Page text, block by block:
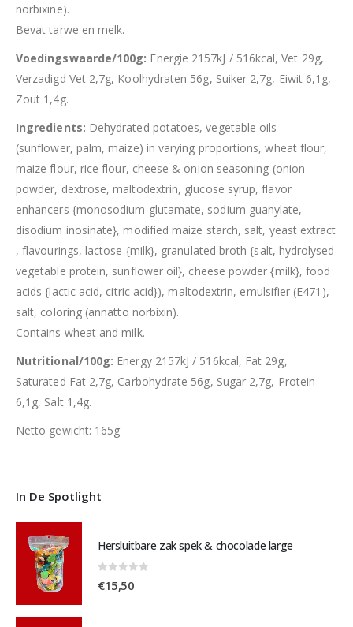
norbixine).
Bevat tarwe en melk.
Voedingswaarde/100g: Energie 2157kJ / 516kcal, Vet 29g,
Verzadigd Vet 2,7g, Koolhydraten 56g, Suiker 2,7g, Eiwit 6,1g,
Zout 1,4g.
Ingredients: Dehydrated potatoes, vegetable oils
(sunflower, palm, maize) in varying proportions, wheat flour,
maize flour, rice flour, cheese & onion seasoning (onion
powder, dextrose, maltodextrin, glucose syrup, flavor
enhancers {monosodium glutamate, sodium guanylate,
disodium inosinate}, modified maize starch, salt, yeast extract
, flavourings, lactose {milk}, granulated broth {salt, hydrolysed
vegetable protein, sunflower oil}, cheese powder {milk}, food
acids {lactic acid, citric acid}), maltodextrin, emulsifier (E471),
salt, coloring (annatto norbixin).
Contains wheat and milk.
Nutritional/100g: Energy 2157kJ / 516kcal, Fat 29g,
Saturated Fat 2,7g, Carbohydrate 56g, Sugar 2,7g, Protein
6,1g, Salt 1,4g.
Netto gewicht: 165g
In De Spotlight
Hersluitbare zak spek & chocolade large
€15,50